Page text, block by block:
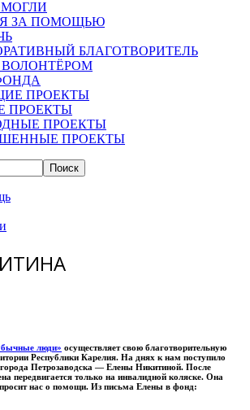
ЗА ПОМОЩЬЮ
БЛАГОТВОРИТЕЛЬ
ВОЛОНТЁРОМ
ПРОЕКТЫ
ПРОЕКТЫ
ПРОЕКТЫ
ПРОЕКТЫ
люди» осуществляет свою благотворительную
Республики Карелия. На днях к нам поступило
Петрозаводска — Елены Никитиной. После
передвигается только на инвалидной коляске. Она
нас о помощи. Из письма Елены в фонд: